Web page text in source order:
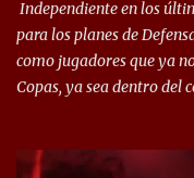
Independiente en los
para los planes de
como jugadores que ya
Copas, ya sea dentro del
Halcón de Varela, como